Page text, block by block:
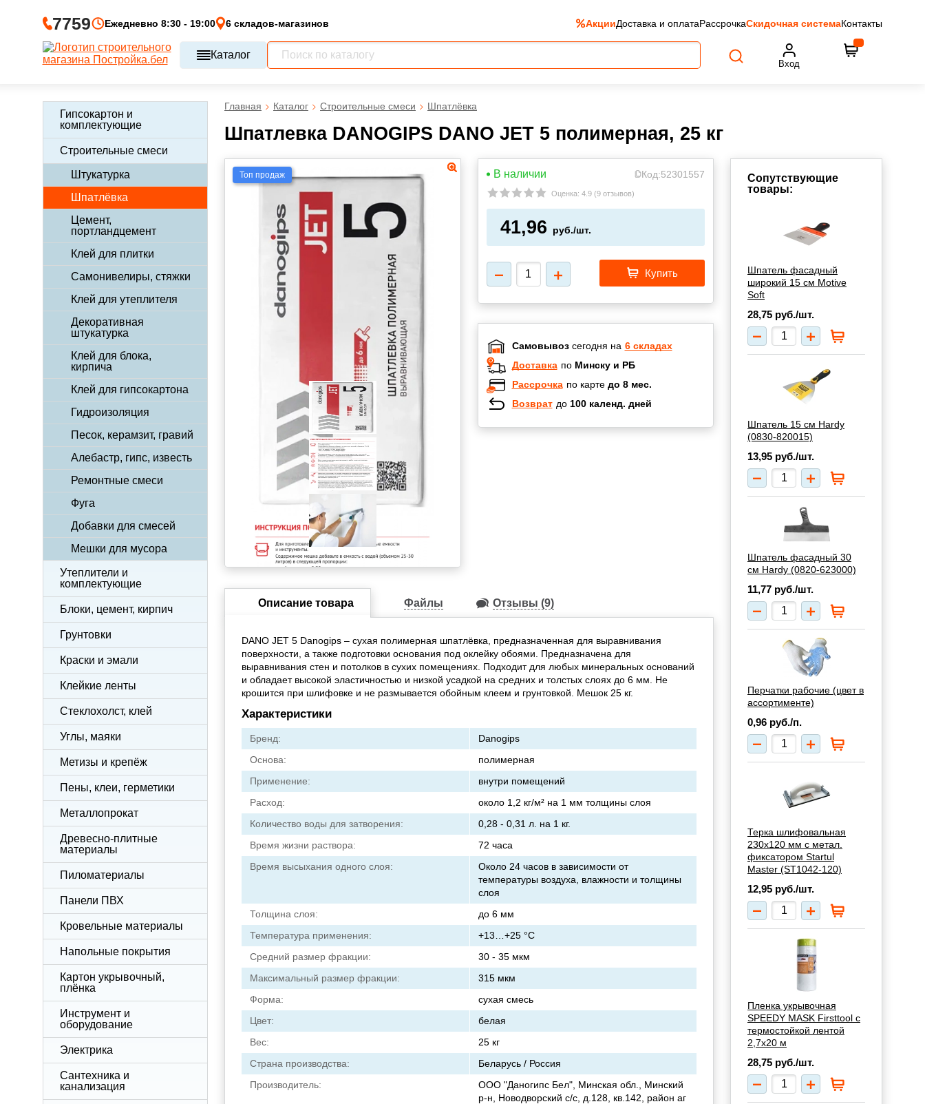
7759 Ежедневно 8:30 - 19:00 6 складов-магазинов АкцииДоставка и оплатаРассрочкаСкидочная системаКонтакты
Каталог
Вход
Гипсокартон и
комплектующие
Строительные смеси
Штукатурка
Шпатлёвка
Цемент,
портландцемент
Клей для плитки
Самонивелиры, стяжки
Клей для утеплителя
Декоративная
штукатурка
Клей для блока,
кирпича
Клей для гипсокартона
Гидроизоляция
Песок, керамзит, гравий
Алебастр, гипс, известь
Ремонтные смеси
Фуга
Добавки для смесей
Мешки для мусора
Утеплители и
комплектующие
Блоки, цемент, кирпич
Грунтовки
Краски и эмали
Клейкие ленты
Стеклохолст, клей
Углы, маяки
Метизы и крепёж
Пены, клеи, герметики
Металлопрокат
Древесно-плитные
материалы
Пиломатериалы
Панели ПВХ
Кровельные материалы
Напольные покрытия
Картон укрывочный,
плёнка
Инструмент и
оборудование
Электрика
Сантехника и
канализация
Главная Каталог Строительные смеси Шпатлёвка
Шпатлевка DANOGIPS DANO JET 5 полимерная, 25 кг
Топ продаж В наличии Код:52301557
Оценка: 4.9(9 отзывов)
41,96 руб./шт.
Купить
Самовывозсегодня на 6 складах
Доставка по Минску и РБ
Рассрочка по карте до 8 мес.
Возврат до 100 календ. дней
Описание товара Файлы Отзывы (9)
DANO JET 5 Danogips – сухая полимерная шпатлёвка, предназначенная для выравнивания
поверхности, а также подготовки основания под оклейку обоями. Предназначена для
выравнивания стен и потолков в сухих помещениях. Подходит для любых минеральных оснований
и обладает высокой эластичностью и низкой усадкой на средних и толстых слоях до 6 мм. Не
крошится при шлифовке и не размывается обойным клеем и грунтовкой. Мешок 25 кг.
Характеристики
Бренд:
Danogips
Основа:
полимерная
Применение:
внутри помещений
Расход:
около 1,2 кг/м² на 1 мм толщины слоя
Количество воды для затворения:
0,28 - 0,31 л. на 1 кг.
Время жизни раствора:
72 часа
Время высыхания одного слоя:
Около 24 часов в зависимости от
температуры воздуха, влажности и толщины
слоя
Толщина слоя:
до 6 мм
Температура применения:
+13…+25 °C
Средний размер фракции:
30 - 35 мкм
Максимальный размер фракции:
315 мкм
Форма:
сухая смесь
Цвет:
белая
Вес:
25 кг
Страна производства:
Беларусь / Россия
Производитель:
ООО "Даногипс Бел", Минская обл., Минский
р-н, Новодворский с/с, д.128, кв.142, район аг
Сопутствующие
товары:
Шпатель фасадный
широкий 15 см Motive
Soft
28,75 руб./шт.
Шпатель 15 см Hardy
(0830-820015)
13,95 руб./шт.
Шпатель фасадный 30
см Hardy (0820-623000)
11,77 руб./шт.
Перчатки рабочие (цвет в
ассортименте)
0,96 руб./п.
Терка шлифовальная
230х120 мм с метал.
фиксатором Startul
Master (ST1042-120)
12,95 руб./шт.
Пленка укрывочная
SPEEDY MASK Firsttool с
термостойкой лентой
2,7х20 м
28,75 руб./шт.